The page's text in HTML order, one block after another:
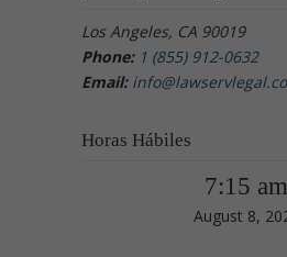
Los Angeles, CA 90019
Phone: 1 (855) 912-0632
Email:
Horas Hábiles
7:15 am
August 8,